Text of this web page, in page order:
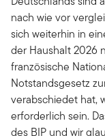
nach wie vor
sich weiterhin in
der Haushalt 2026
französische
Notstandsgesetz
verabschiedet hat,
erforderlich sein.
des BIP und wir